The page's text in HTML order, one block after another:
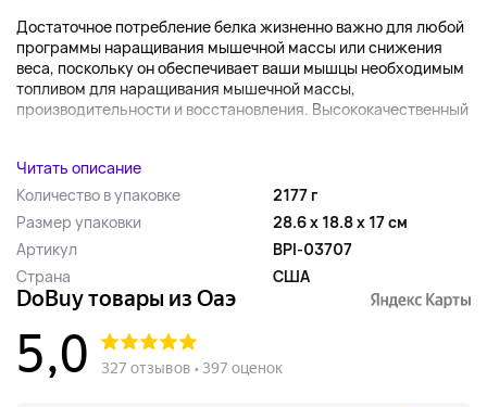
Достаточное потребление белка жизненно важно для любой
программы наращивания мышечной массы или снижения
веса, поскольку он обеспечивает ваши мышцы необходимым
топливом для наращивания мышечной массы,
производительности и восстановления. Высококачественный
Читать описание
Количество в упаковке
2177 г
Размер упаковки
28.6 x 18.8 x 17 см
Артикул
BPI-03707
Страна
США